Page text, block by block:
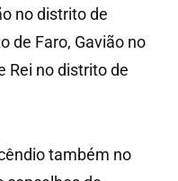
no distrito de
de Faro, Gavião no
Rei no distrito de
também no